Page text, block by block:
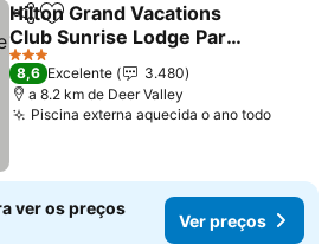
PartilharAdicionar aos favoritos
Hilton Grand Vacations
Club Sunrise Lodge Park
City
Ver preços
3 Estrelas
8,6 Excelente
3.480
a 8.2 km de Deer Valley
Piscina externa aquecida o ano todoVer
ver os preços
Ver preços